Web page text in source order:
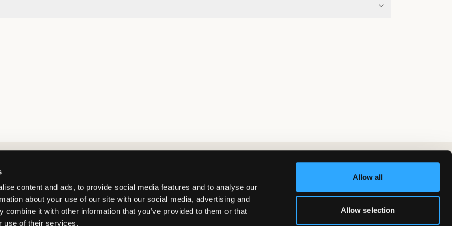
content and ads, to provide social media features and to analyse our
about your use of our site with our social media, advertising and
combine it with other information that you’ve provided to them or that
use of their services.
Allow all
Allow selection